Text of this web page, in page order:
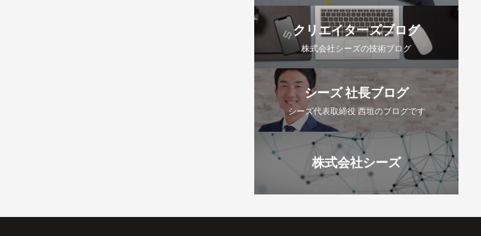
クリエイターズブログ
株式会社シーズの技術ブログ
シーズ 社長ブログ
シーズ代表取締役 西垣のブログです
株式会社シーズ